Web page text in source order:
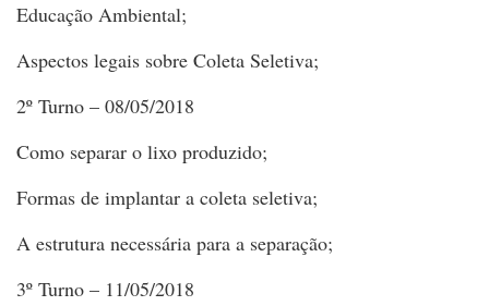
Educação Ambiental;
Aspectos legais sobre Coleta Seletiva;
2º Turno – 08/05/2018
Como separar o lixo produzido;
Formas de implantar a coleta seletiva;
A estrutura necessária para a separação;
3º Turno – 11/05/2018